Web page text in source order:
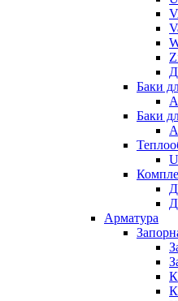
Баки
Баки
Арматура